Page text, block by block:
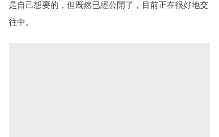
是自己想要的，但既然已經公開了，目前正在很好地交
往中。